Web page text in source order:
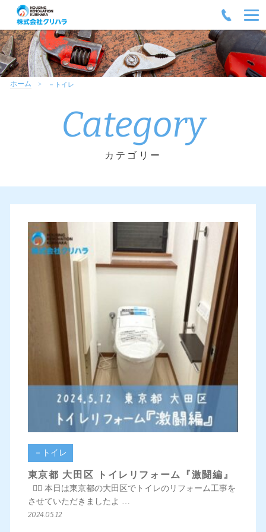
ホーム －トイレ
Category
カテゴリー
－トイレ
東京都 大田区 トイレリフォーム『激闘編』
💁‍♀️ 本日は東京都の大田区でトイレのリフォーム工事を
させていただきましたよ …
2024.05.12